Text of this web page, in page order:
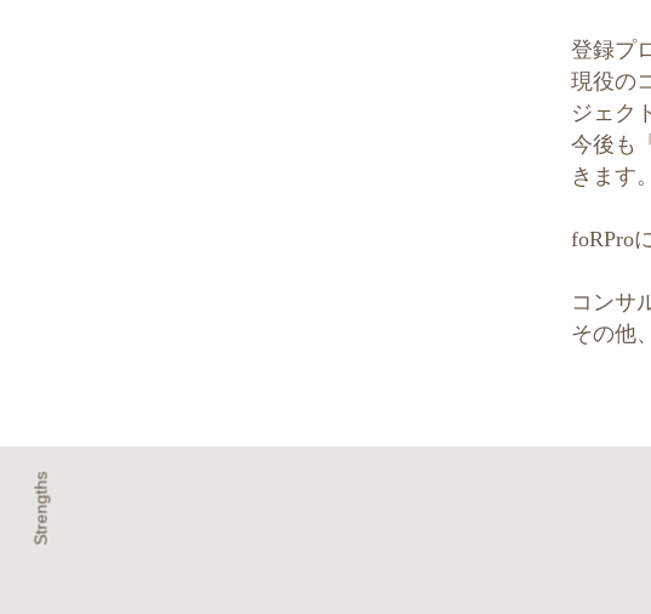
登録プ
現役の
ジェク
今後も
きます。
foRPro
コンサ
その他